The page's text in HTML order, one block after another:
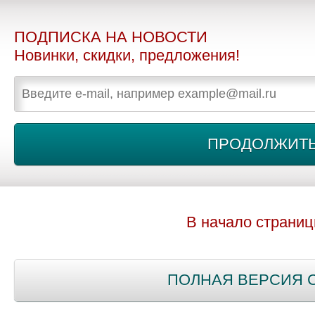
ПОДПИСКА НА НОВОСТИ
Новинки, скидки, предложения!
В начало
ПОЛНАЯ ВЕРСИЯ